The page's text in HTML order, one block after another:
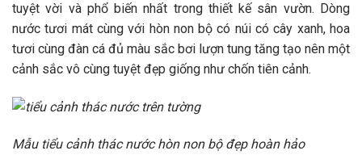
tuyệt vời và phổ biến nhất trong thiết kế sân vườn. Dòng
nước tươi mát cùng với hòn non bộ có núi có cây xanh, hoa
tươi cùng đàn cá đủ màu sắc bơi lượn tung tăng tạo nên một
cảnh sắc vô cùng tuyệt đẹp giống như chốn tiên cảnh.
Mẫu tiểu cảnh thác nước hòn non bộ đẹp hoàn hảo